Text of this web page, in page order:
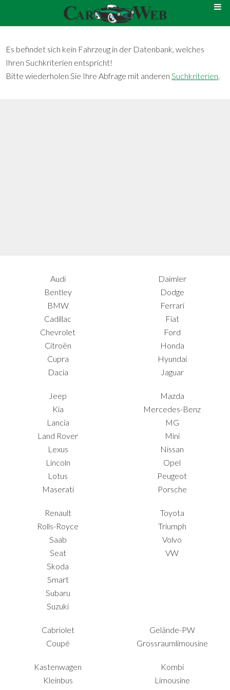
Es befindet sich kein Fahrzeug in der Datenbank, welches
Ihren Suchkriterien entspricht!
Bitte wiederholen Sie Ihre Abfrage mit anderenSuchkriterien.
Audi
Bentley
BMW
Cadillac
Chevrolet
Citroën
Cupra
Dacia
Daimler
Dodge
Ferrari
Fiat
Ford
Honda
Hyundai
Jaguar
Jeep
Kia
Lancia
Land Rover
Lexus
Lincoln
Lotus
Maserati
Mazda
Mercedes-Benz
MG
Mini
Nissan
Opel
Peugeot
Porsche
Renault
Rolls-Royce
Saab
Seat
Skoda
Smart
Subaru
Suzuki
Toyota
Triumph
Volvo
VW
Cabriolet
Coupé
Gelände-PW
Grossraumlimousine
Kastenwagen
Kleinbus
Kombi
Limousine